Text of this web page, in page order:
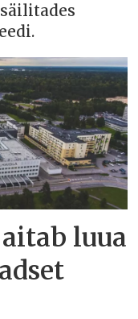
luua